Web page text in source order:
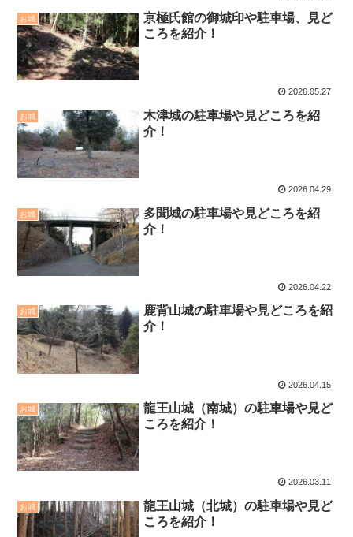
お城
京極氏館の御城印や駐車場、見ど
ころを紹介！
2026.05.27
お城
木津城の駐車場や見どころを紹
介！
2026.04.29
お城
多聞城の駐車場や見どころを紹
介！
2026.04.22
お城
鹿背山城の駐車場や見どころを紹
介！
2026.04.15
お城
龍王山城（南城）の駐車場や見ど
ころを紹介！
2026.03.11
お城
龍王山城（北城）の駐車場や見ど
ころを紹介！